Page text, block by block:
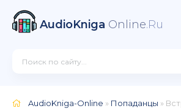
AudioKniga Online.Ru
AudioKniga-Online » Попаданцы »